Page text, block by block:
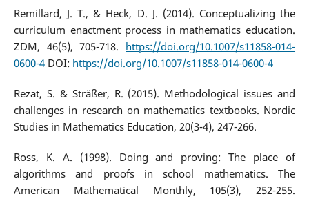
Remillard, J. T., & Heck, D. J. (2014). Conceptualizing the
curriculum enactment process in mathematics education.
ZDM, 46(5), 705-718. https://doi.org/10.1007/s11858-014-
0600-4DOI: https://doi.org/10.1007/s11858-014-0600-4
Rezat, S. & Sträßer, R. (2015). Methodological issues and
challenges in research on mathematics textbooks. Nordic
Studies in Mathematics Education, 20(3-4), 247-266.
Ross, K. A. (1998). Doing and proving: The place of
algorithms and proofs in school mathematics. The
American Mathematical Monthly, 105(3), 252-255.